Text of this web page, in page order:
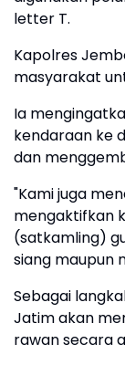
letter T.
Kapolres
masyarakat
Ia
kendaraan ke
dan
"Kami juga
mengaktifkan
(satkamling)
siang maupun
Sebagai
Jatim akan
rawan secara